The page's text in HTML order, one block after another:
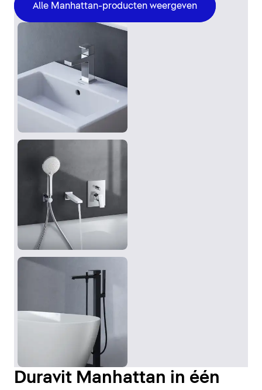
Alle Manhattan-producten weergeven
Duravit Manhattan in één